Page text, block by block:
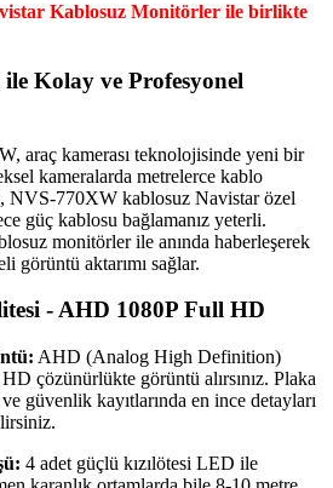
Kablosuz Monitörler ile birlikte
Kolay ve Profesyonel
araç kamerası teknolojisinde yeni bir
kameralarda metrelerce kablo
NVS-770XW kablosuz Navistar özel
güç kablosu bağlamanız yeterli.
monitörler ile anında haberleşerek
görüntü aktarımı sağlar.
- AHD 1080P Full HD
AHD (Analog High Definition)
çözünürlükte görüntü alırsınız. Plaka
güvenlik kayıtlarında en ince detayları
4 adet güçlü kızılötesi LED ile